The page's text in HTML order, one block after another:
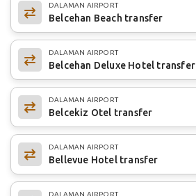
DALAMAN AIRPORT
Belcehan Beach transfer
DALAMAN AIRPORT
Belcehan Deluxe Hotel transfer
DALAMAN AIRPORT
Belcekiz Otel transfer
DALAMAN AIRPORT
Bellevue Hotel transfer
DALAMAN AIRPORT